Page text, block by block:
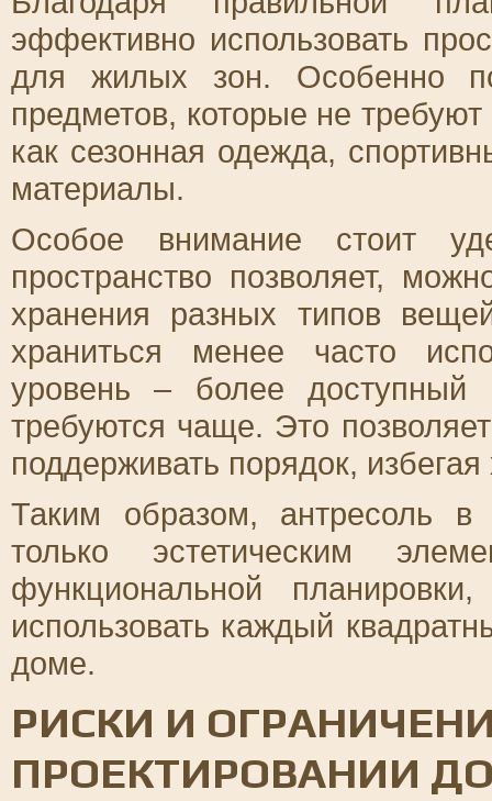
эффективно использовать
для жилых зон. Особенно
предметов, которые не
как сезонная одежда,
материалы.
Особое внимание стоит
пространство позволяет,
хранения разных типов
храниться менее часто
уровень – более
требуются чаще. Это
поддерживать порядок,
Таким образом, антресоль в
только эстетическим
функциональной
использовать каждый
доме.
РИСКИ И
ПРОЕКТИРОВАНИИ